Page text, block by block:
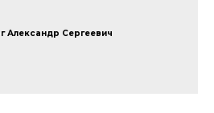
Александр Сергеевич